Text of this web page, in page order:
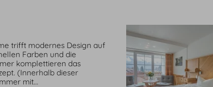
trifft modernes Design auf
Farben und die
komplettieren das
(Innerhalb dieser
mit…